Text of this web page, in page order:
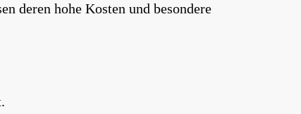
deren hohe Kosten und besondere